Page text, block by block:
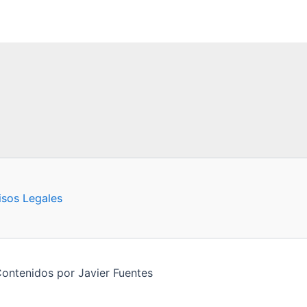
Legales
por Javier Fuentes